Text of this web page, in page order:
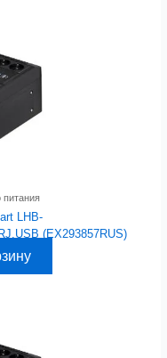
питания
LHB-
(EX293857RUS)